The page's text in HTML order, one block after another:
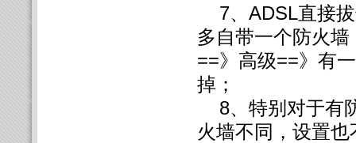
7、ADSL直接拔
多自带一个防火
==》高级==》有
掉；
8、特别对于有
火墙不同，设置